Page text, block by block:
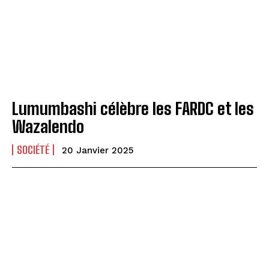
Lumumbashi célèbre les FARDC et les
Wazalendo
SOCIÉTÉ 20 Janvier 2025